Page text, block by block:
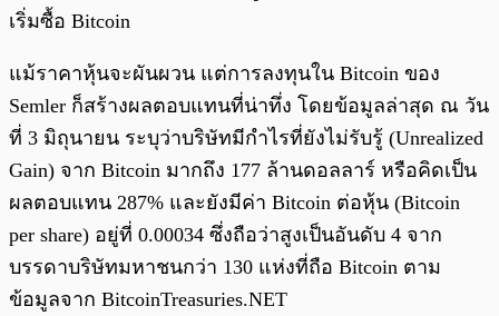
เริ่มซื้อ Bitcoin
แม้ราคาหุ้นจะผันผวน แต่การลงทุนใน Bitcoin ของ
Semler ก็สร้างผลตอบแทนที่น่าทึ่ง โดยข้อมูลล่าสุด ณ วัน
ที่ 3 มิถุนายน ระบุว่าบริษัทมีกำไรที่ยังไม่รับรู้ (Unrealized
Gain) จาก Bitcoin มากถึง 177 ล้านดอลลาร์ หรือคิดเป็น
ผลตอบแทน 287% และยังมีค่า Bitcoin ต่อหุ้น (Bitcoin
per share) อยู่ที่ 0.00034 ซึ่งถือว่าสูงเป็นอันดับ 4 จาก
บรรดาบริษัทมหาชนกว่า 130 แห่งที่ถือ Bitcoin ตาม
ข้อมูลจาก BitcoinTreasuries.NET